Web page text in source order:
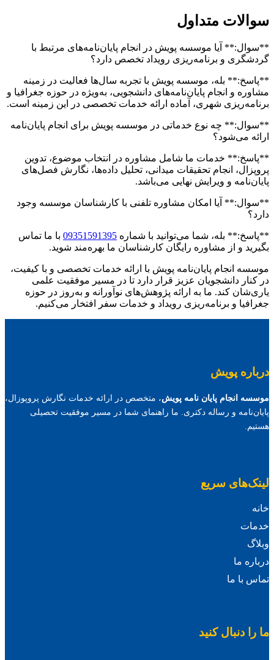
سوالات متداول
**سوال:** آیا موسسه پویش در انجام پایان‌نامه‌های مرتبط با
گردشگری و برنامه‌ریزی رویداد تخصص دارد؟
**پاسخ:** بله، موسسه پویش با تجربه سال‌ها فعالیت در زمینه
مشاوره و انجام پایان‌نامه‌های دانشجویی، به‌ویژه در حوزه جغرافیا و
برنامه‌ریزی شهری، آماده ارائه خدمات تخصصی در این زمینه است.
**سوال:** چه نوع خدماتی در موسسه پویش برای انجام پایان‌نامه
ارائه می‌شود؟
**پاسخ:** خدمات ما شامل مشاوره در انتخاب موضوع، تدوین
پروپزال، انجام تحقیقات میدانی، تحلیل داده‌ها، نگارش فصل‌های
پایان‌نامه و ویرایش نهایی می‌باشد.
**سوال:** آیا امکان مشاوره تلفنی با کارشناسان موسسه وجود
دارد؟
**پاسخ:** بله، شما می‌توانید با شماره 09351591395 با ما تماس
بگیرید و از مشاوره رایگان کارشناسان ما بهره‌مند شوید.
موسسه انجام پایان‌نامه پویش با ارائه خدمات تخصصی و با کیفیت،
در کنار دانشجویان عزیز قرار دارد تا در مسیر موفقیت علمی
یاری‌شان کند. ما به ارائه پژوهش‌های نوآورانه و به‌روز در حوزه
جغرافیا و برنامه‌ریزی رویداد و خدمات سفر افتخار می‌کنیم.
درباره پویش
موسسه انجام پایان نامه پویش، متخصص در ارائه خدمات نگارش پروپوزال،
پایان‌نامه و رساله دکتری. ما راهنمای شما در مسیر موفقیت تحصیلی
هستیم.
لینک‌های سریع
خانه
خدمات
وبلاگ
درباره ما
تماس با ما
ما را دنبال کنید